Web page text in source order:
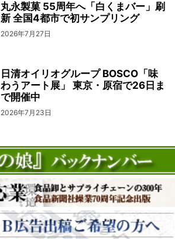
丸永製菓 55周年へ「白くまバー」刷
新 全国4都市で初サンプリング
2026年7月27日
日清オイリオグループ BOSCO「味
わうアート展」 東京・原宿で26日ま
で開催中
2026年7月23日